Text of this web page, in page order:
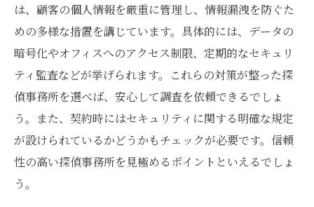
は、顧客の個人情報を厳重に管理し、情報漏洩を防ぐた
めの多様な措置を講じています。具体的には、データの
暗号化やオフィスへのアクセス制限、定期的なセキュリ
ティ監査などが挙げられます。これらの対策が整った探
偵事務所を選べば、安心して調査を依頼できるでしょ
う。また、契約時にはセキュリティに関する明確な規定
が設けられているかどうかもチェックが必要です。信頼
性の高い探偵事務所を見極めるポイントといえるでしょ
う。